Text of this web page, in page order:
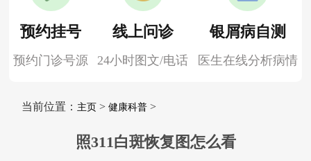
预约挂号
预约门诊号源
线上问诊
24小时图文/电话
银屑病自测
医生在线分析病情
当前位置： 主页> 健康科普>
照311白斑恢复图怎么看